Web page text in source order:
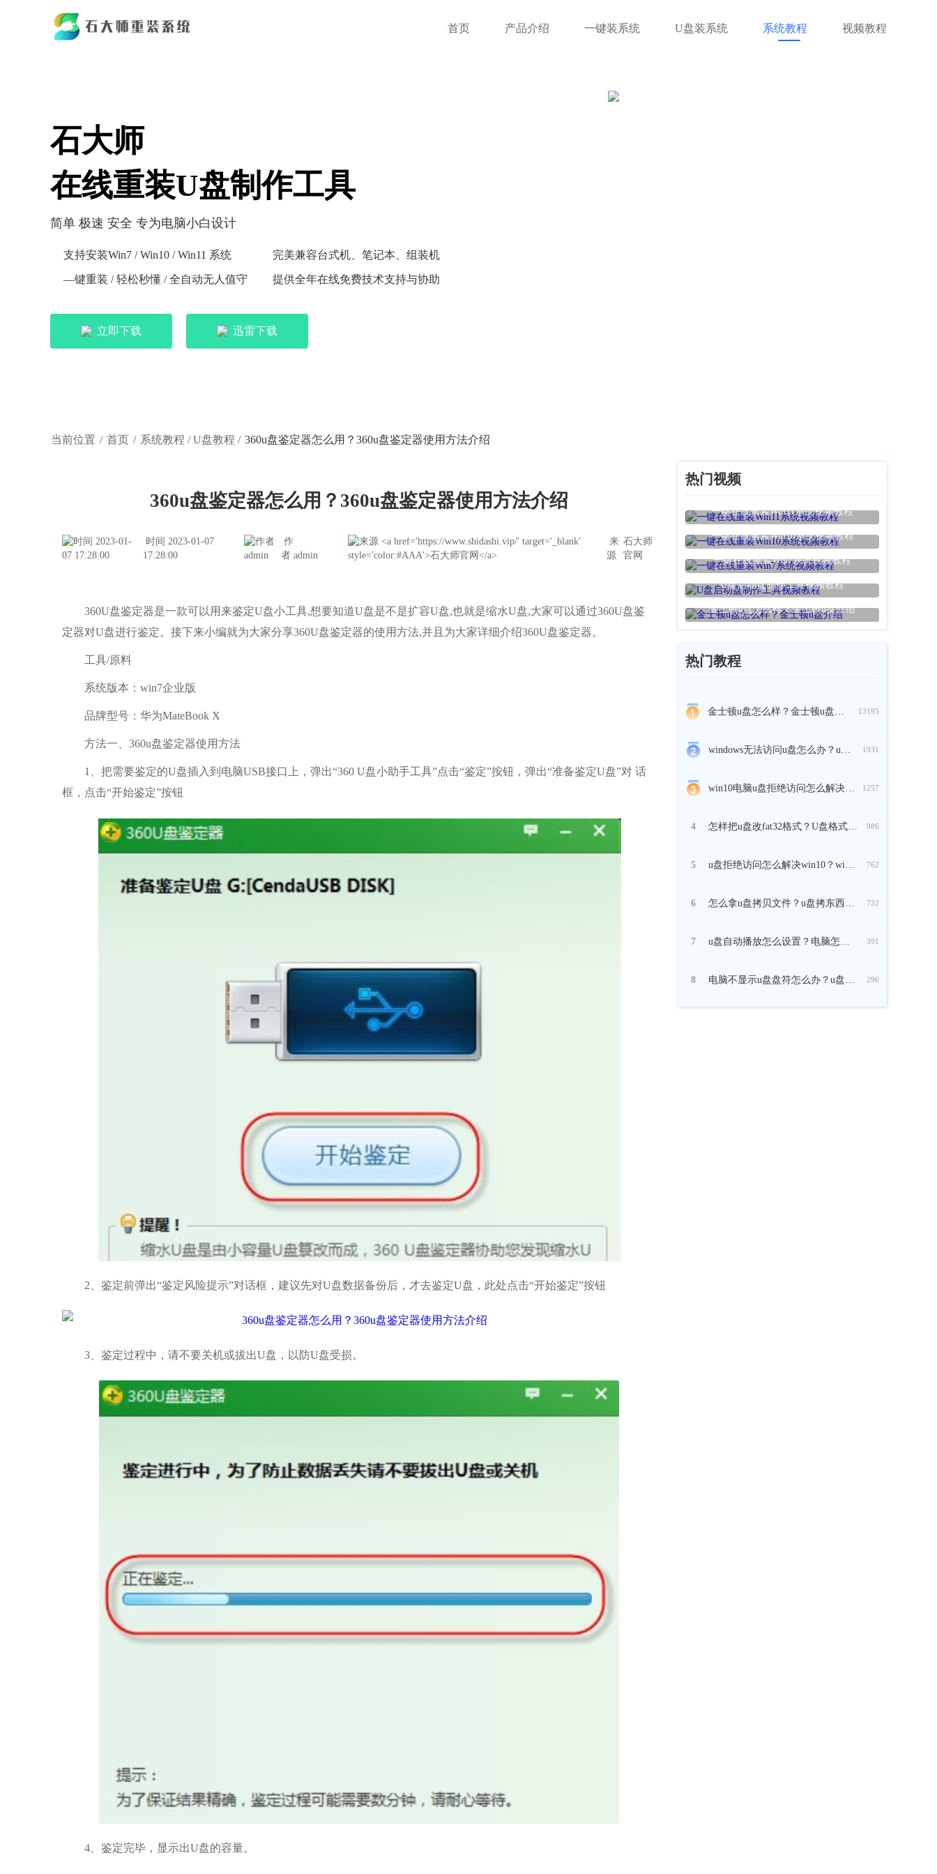
首页 产品介绍 一键装系统 U盘装系统 系统教程 视频教程
石大师
在线重装U盘制作工具
简单 极速 安全 专为电脑小白设计
支持安装Win7 / Win10 / Win11 系统 完美兼容台式机、笔记本、组装机
—键重装 / 轻松秒懂 / 全自动无人值守 提供全年在线免费技术支持与协助
立即下载 迅雷下载
当前位置 / 首页 / 系统教程 /U盘教程 / 360u盘鉴定器怎么用？360u盘鉴定器使用方法介绍
360u盘鉴定器怎么用？360u盘鉴定器使用方法介绍
时间 2023-01-07
17:28:00
作
者 admin
来
源
石大师
官网
360U盘鉴定器是一款可以用来鉴定U盘小工具,想要知道U盘是不是扩容U盘,也就是缩水U盘,大家可以通过360U盘鉴
定器对U盘进行鉴定。接下来小编就为大家分享360U盘鉴定器的使用方法,并且为大家详细介绍360U盘鉴定器。
工具/原料
系统版本：win7企业版
品牌型号：华为MateBook X
方法一、360u盘鉴定器使用方法
1、把需要鉴定的U盘插入到电脑USB接口上，弹出“360 U盘小助手工具”点击“鉴定”按钮，弹出“准备鉴定U盘”对 话
框，点击“开始鉴定”按钮
2、鉴定前弹出“鉴定风险提示”对话框，建议先对U盘数据备份后，才去鉴定U盘，此处点击“开始鉴定”按钮
3、鉴定过程中，请不要关机或拔出U盘，以防U盘受损。
4、鉴定完毕，显示出U盘的容量。
热门视频
一键在线重装Win11系统视频教程
一键在线重装Win10系统视频教程
一键在线重装Win7系统视频教程
U盘启动盘制作工具视频教程
金士顿u盘怎么样？金士顿u盘介绍
热门教程
13195
1931
win10电脑u盘拒绝访问怎么解决？windows10拒绝访问u盘的解决方法 1257
4 986
5 762
6 732
7 391
8 296